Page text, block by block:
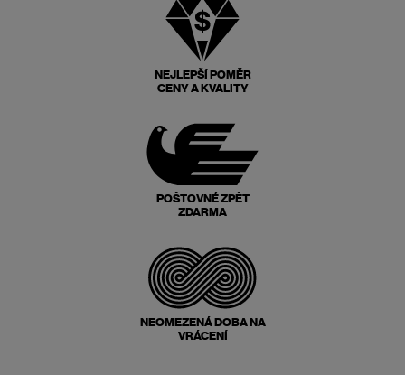
NEJLEPŠÍ POMĚR
CENY A KVALITY
POŠTOVNÉ ZPĚT
ZDARMA
NEOMEZENÁ DOBA NA
VRÁCENÍ